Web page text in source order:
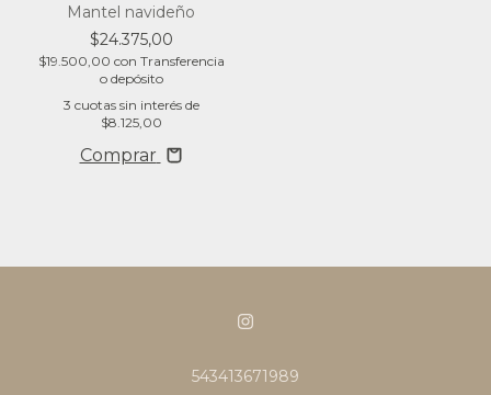
Mantel navideño
$24.375,00
$19.500,00 con Transferencia
o depósito
3 cuotas sin interés de
$8.125,00
Comprar
543413671989